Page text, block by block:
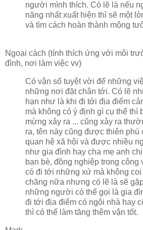
người mình thích. Có lẽ là nếu
năng nhất xuất hiện thì sẽ một
và tìm cách hoàn thành mộng
Ngoại cách (tính thích ứng với môi
đình, nơi làm việc vv)
Có vận số tuyệt vời để những
những nơi đặt chân tới. Có lẽ
hạn như là khi đi tới địa điểm
mà không có ý định gì cụ thể thì
mừng xảy ra ... cũng xảy ra
ra, tên này cũng được thiên phú
quan hệ xã hội và được nhiều
như gia đình hay cha mẹ anh
bạn bè, đồng nghiệp trong công
có đi tới những xứ mà không coi
chăng nữa nhưng có lẽ là sẽ
những người có thể gọi là gia
đi tới địa điểm có ngôi nhà hay
thì có thể làm tăng thêm vận tốt.